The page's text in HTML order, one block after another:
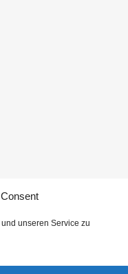
unseren Service zu